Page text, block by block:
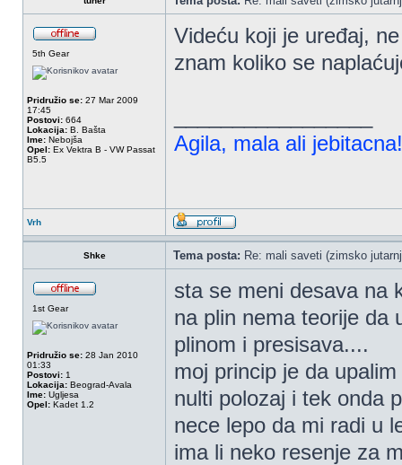
5th Gear
Pridružio se: 27 Mar 2009
17:45
Postovi: 664
Lokacija: B. Bašta
Ime: Nebojša
Opel: Ex Vektra B - VW Passat
B5.5
Videću koji je uređaj,
znam koliko se
Agila, mala ali jebitacna!
Vrh
Shke Tema posta: Re: mali saveti (zimsko
1st Gear
Pridružio se: 28 Jan 2010
01:33
Postovi: 1
Lokacija: Beograd-Avala
Ime: Ugljesa
Opel: Kadet 1.2
sta se meni desava na
na plin nema teorije da
plinom i presisava....
moj princip je da
nulti polozaj i tek onda
nece lepo da mi radi u
ima li neko resenje za